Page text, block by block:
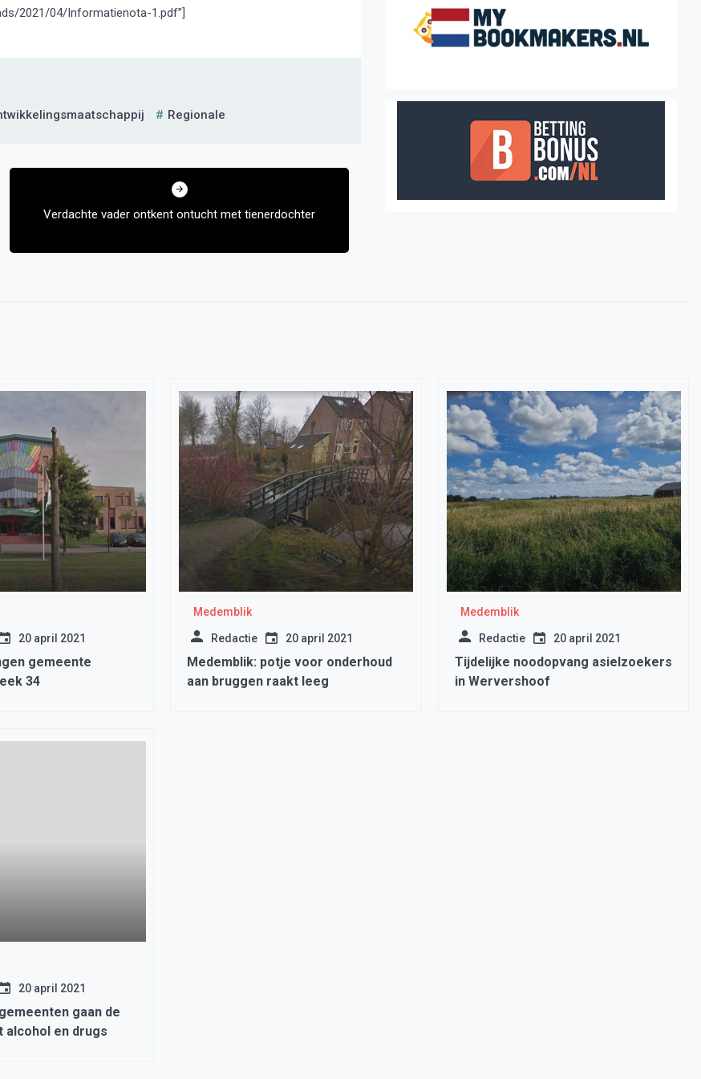
2021/04/Informatienota-1.pdf”]
Regionale
Verdachte vader ontkent ontucht met tienerdochter
20 april 2021
gemeente
34
Medemblik
Redactie 20 april 2021
Medemblik: potje voor onderhoud
aan bruggen raakt leeg
Medemblik
Redactie 20 april 2021
Tijdelijke noodopvang asielzoekers
in Wervershoof
20 april 2021
gaan de
alcohol en drugs